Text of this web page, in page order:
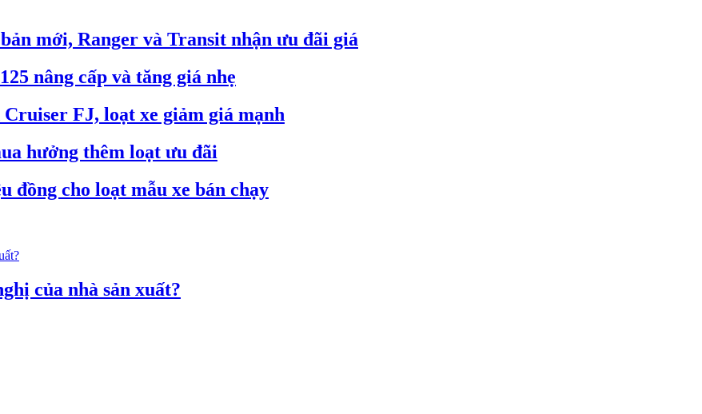
mới, Ranger và Transit nhận ưu đãi giá
nâng cấp và tăng giá nhẹ
FJ, loạt xe giảm giá mạnh
hưởng thêm loạt ưu đãi
đồng cho loạt mẫu xe bán chạy
của nhà sản xuất?